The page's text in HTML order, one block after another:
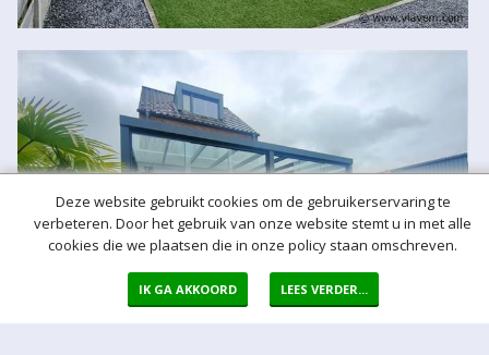
Deze website gebruikt cookies om de gebruikerservaring te
verbeteren. Door het gebruik van onze website stemt u in met alle
cookies die we plaatsen die in onze policy staan omschreven.
IK GA AKKOORD LEES VERDER...